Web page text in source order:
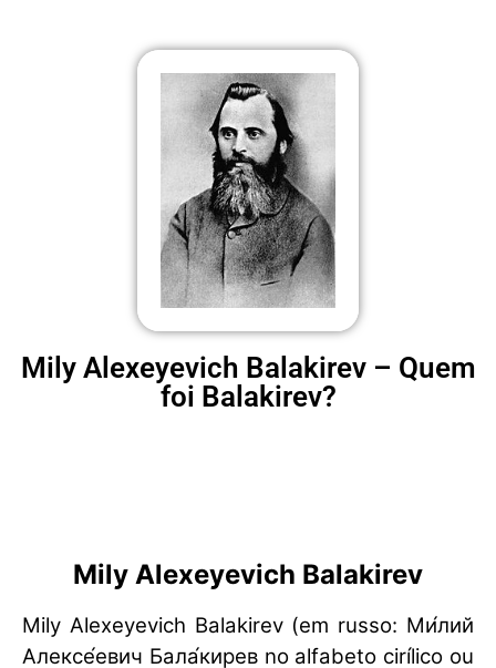
Mily Alexeyevich Balakirev – Quem
foi Balakirev?
Mily Alexeyevich Balakirev
Mily Alexeyevich Balakirev (em russo: Ми́лий
Алексе́евич Бала́кирев no alfabeto cirílico ou